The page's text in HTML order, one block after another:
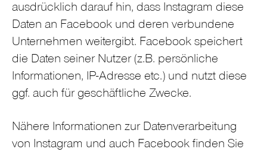
ausdrücklich darauf hin, dass Instagram diese
Daten an Facebook und deren verbundene
Unternehmen weitergibt. Facebook speichert
die Daten seiner Nutzer (z.B. persönliche
Informationen, IP-Adresse etc.) und nutzt diese
ggf. auch für geschäftliche Zwecke.
Nähere Informationen zur Datenverarbeitung
von Instagram und auch Facebook finden Sie